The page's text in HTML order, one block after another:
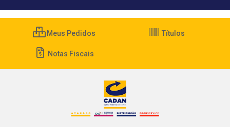
Meus Pedidos Títulos
Notas Fiscais